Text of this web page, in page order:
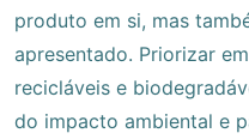
produto em si, mas
apresentado. Priorizar
recicláveis e
do impacto ambiental e